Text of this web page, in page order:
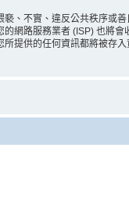
、不實、違反公共秩序或
網路服務業者 (ISP) 也將
提供的任何資訊都將被存